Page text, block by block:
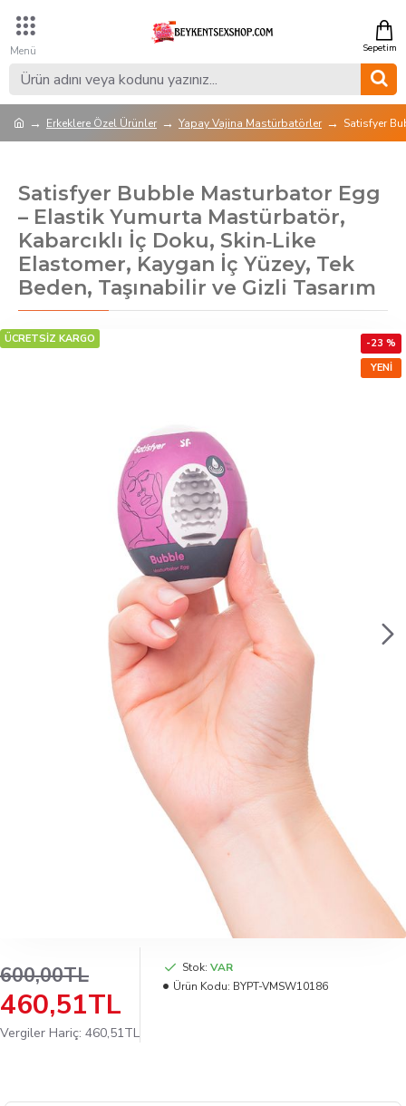
Erkeklere Özel Ürünler Yapay Vajina Mastürbatörler Satisfyer
Satisfyer Bubble Masturbator Egg
– Elastik Yumurta Mastürbatör,
Kabarcıklı İç Doku, Skin‑Like
Elastomer, Kaygan İç Yüzey, Tek
Beden, Taşınabilir ve Gizli Tasarım
YENI
ÜCRETSİZ KARGO -23 %
460,51TL
600,00TL
Vergiler Hariç: 460,51TL
Stok: VAR
Ürün Kodu: BYPT-VMSW10186